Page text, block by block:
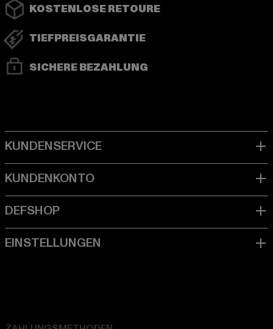
KOSTENLOSE RETOURE
TIEFPREISGARANTIE
SICHERE BEZAHLUNG